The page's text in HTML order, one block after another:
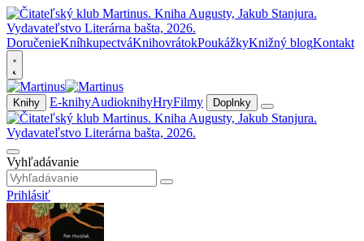
DoručenieKníhkupectváKnihovrátokPoukážkyKnižný blogKontakt
Knihy E-knihyAudioknihyHryFilmy Doplnky
Vyhľadávanie
Prihlásiť